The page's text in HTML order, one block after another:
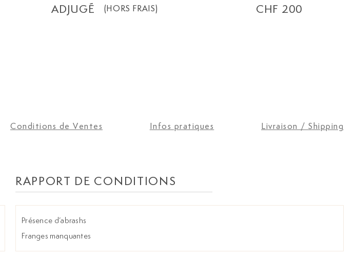
ADJUGÉ (HORS FRAIS) CHF 200
Conditions de Ventes Infos pratiques Livraison / Shipping
RAPPORT DE CONDITIONS
Présence d’abrashs
Franges manquantes